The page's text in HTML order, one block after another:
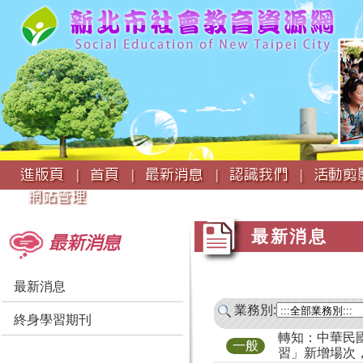
:::
進版頁 |
首頁 | 最新消息 | 認識我們 |
活動
網站管理
最新消息
最新消息
終身學習期刊
最新消息
業務別:
一般
轉知：中華民
習」新增場次